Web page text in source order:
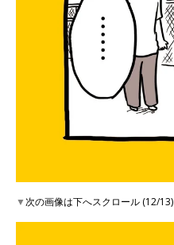
▼次の画像は下へスクロール (12/13)